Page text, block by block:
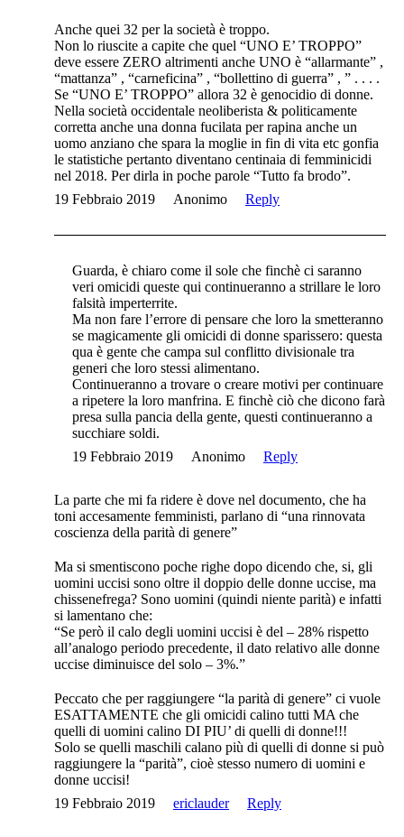
Anche quei 32 per la società è troppo.
Non lo riuscite a capite che quel “UNO E’ TROPPO”
deve essere ZERO altrimenti anche UNO è “allarmante” ,
“mattanza” , “carneficina” , “bollettino di guerra” , ” . . . .
Se “UNO E’ TROPPO” allora 32 è genocidio di donne.
Nella società occidentale neoliberista & politicamente
corretta anche una donna fucilata per rapina anche un
uomo anziano che spara la moglie in fin di vita etc gonfia
le statistiche pertanto diventano centinaia di femminicidi
nel 2018. Per dirla in poche parole “Tutto fa brodo”.
19 Febbraio 2019
Anonimo Reply
Guarda, è chiaro come il sole che finchè ci saranno
veri omicidi queste qui continueranno a strillare le loro
falsità imperterrite.
Ma non fare l’errore di pensare che loro la smetteranno
se magicamente gli omicidi di donne sparissero: questa
qua è gente che campa sul conflitto divisionale tra
generi che loro stessi alimentano.
Continueranno a trovare o creare motivi per continuare
a ripetere la loro manfrina. E finchè ciò che dicono farà
presa sulla pancia della gente, questi continueranno a
succhiare soldi.
19 Febbraio 2019
Anonimo Reply
La parte che mi fa ridere è dove nel documento, che ha
toni accesamente femministi, parlano di “una rinnovata
coscienza della parità di genere”
Ma si smentiscono poche righe dopo dicendo che, si, gli
uomini uccisi sono oltre il doppio delle donne uccise, ma
chissenefrega? Sono uomini (quindi niente parità) e infatti
si lamentano che:
“Se però il calo degli uomini uccisi è del – 28% rispetto
all’analogo periodo precedente, il dato relativo alle donne
uccise diminuisce del solo – 3%.”
Peccato che per raggiungere “la parità di genere” ci vuole
ESATTAMENTE che gli omicidi calino tutti MA che
quelli di uomini calino DI PIU’ di quelli di donne!!!
Solo se quelli maschili calano più di quelli di donne si può
raggiungere la “parità”, cioè stesso numero di uomini e
donne uccisi!
19 Febbraio 2019
ericlauder Reply